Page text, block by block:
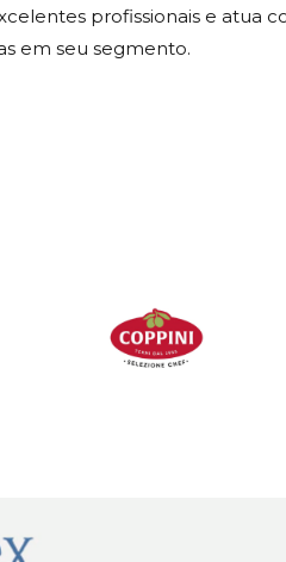
profissionais e atua
em seu segmento.